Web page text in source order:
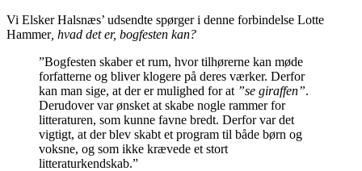
Vi Elsker Halsnæs’ udsendte spørger i denne forbindelse Lotte
Hammer, hvad det er, bogfesten kan?
”Bogfesten skaber et rum, hvor tilhørerne kan møde
forfatterne og bliver klogere på deres værker. Derfor
kan man sige, at der er mulighed for at ”se giraffen”.
Derudover var ønsket at skabe nogle rammer for
litteraturen, som kunne favne bredt. Derfor var det
vigtigt, at der blev skabt et program til både børn og
voksne, og som ikke krævede et stort
litteraturkendskab.”